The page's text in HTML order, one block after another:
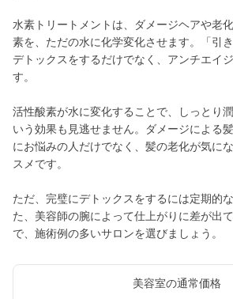
水素トリートメントは、ダメージヘアや老
素を、ただの水に化学変化させます。「引
デトックスをするだけでなく、アンチエイ
す。
活性酸素が水に変化することで、しっとり
いう効果も見逃せません。ダメージによる
にお悩みの人だけでなく、髪の老化が気に
スメです。
ただ、完璧にデトックスをするには定期的
た、美容師の腕によって仕上がりに差が出
で、施術例の多いサロンを選びましょう。
美容室の通常価格